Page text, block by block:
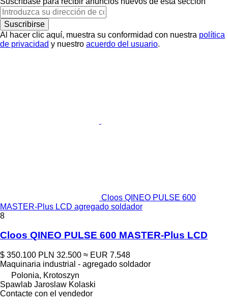
Suscribirse
Al hacer clic aquí, muestra su conformidad con nuestra política
de privacidad y nuestro acuerdo del usuario.
Cloos QINEO PULSE 600
MASTER-Plus LCD agregado soldador
8
Cloos QINEO PULSE 600 MASTER-Plus LCD
$ 350.100 PLN 32.500 ≈ EUR 7.548
Maquinaria industrial - agregado soldador
Polonia, Krotoszyn
Spawlab Jaroslaw Kolaski
Contacte con el vendedor